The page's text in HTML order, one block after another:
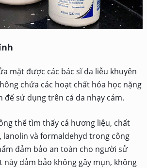
mặt được các bác sĩ da liễu khuyên
chứa các hoạt chất hóa học nặng
để sử dụng trên cả da nhạy cảm.
thể tìm thấy cả hương liệu, chất
lanolin và formaldehyd trong công
đảm bảo an toàn cho người sử
này đảm bảo không gây mụn, không